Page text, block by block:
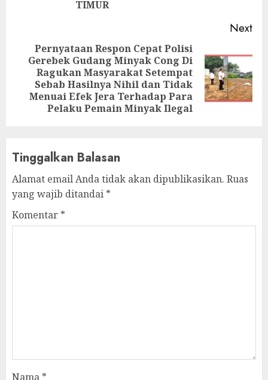
TIMUR
Next
Next
post:
Pernyataan Respon Cepat Polisi
Gerebek Gudang Minyak Cong Di
Ragukan Masyarakat Setempat
Sebab Hasilnya Nihil dan Tidak
Menuai Efek Jera Terhadap Para
Pelaku Pemain Minyak Ilegal
Tinggalkan Balasan
Alamat email Anda tidak akan dipublikasikan. Ruas
yang wajib ditandai *
Komentar *
Nama *